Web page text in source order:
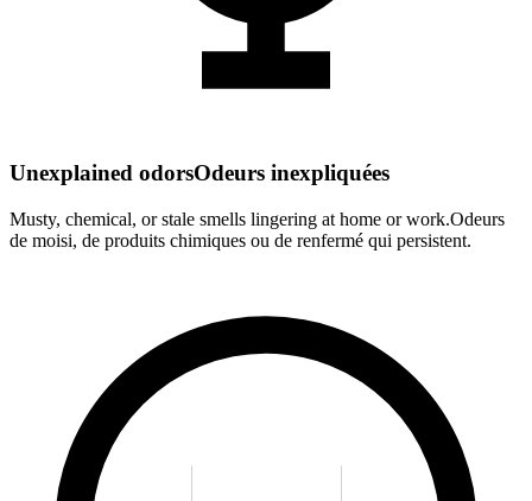
Unexplained odorsOdeurs inexpliquées
Musty, chemical, or stale smells lingering at home or work.Odeurs
de moisi, de produits chimiques ou de renfermé qui persistent.